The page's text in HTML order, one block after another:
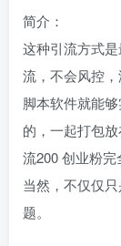
简介：
这种引流方式
流，不会风控
脚本软件就能
的，一起打包
流200 创业粉
当然，不仅仅
题。